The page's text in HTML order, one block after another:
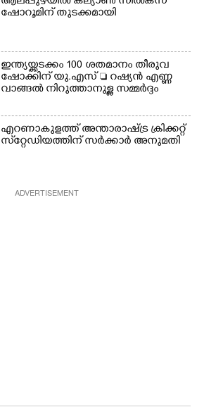
ഷോറൂമിന് തുടക്കമായി
ഇന്ത്യയ്ക്കടക്കം 100 ശതമാനം തീരുവ
ഷോക്കിന് യു.എസ്  റഷ്യൻ എണ്ണ
വാങ്ങൽ നിറുത്താനുള്ള സമ്മർദ്ദം
എറണാകുളത്ത് അന്താരാഷ്ട്ര ക്രിക്കറ്റ്
സ്‌റ്റേഡിയത്തിന് സർക്കാർ അനുമതി
ADVERTISEMENT